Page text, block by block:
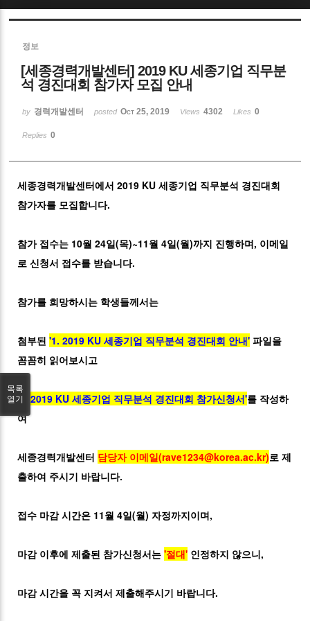
정보
[세종경력개발센터] 2019 KU 세종기업 직무분
석 경진대회 참가자 모집 안내
by 경력개발센터 posted Oct 25, 2019 Views 4302 Likes 0
Replies 0
세종경력개발센터에서 2019 KU 세종기업 직무분석 경진대회
참가자를 모집합니다.
참가 접수는 10월 24일(목)~11월 4일(월)까지 진행하며, 이메일
로 신청서 접수를 받습니다.
참가를 희망하시는 학생들께서는
첨부된'1. 2019 KU 세종기업 직무분석 경진대회 안내' 파일을
꼼꼼히 읽어보시고
'2. 2019 KU 세종기업 직무분석 경진대회 참가신청서'를 작성하
여
세종경력개발센터 담당자 이메일(rave1234@korea.ac.kr)로 제
출하여 주시기 바랍니다.
접수 마감 시간은 11월 4일(월) 자정까지이며,
마감 이후에 제출된 참가신청서는'절대' 인정하지 않으니,
마감 시간을 꼭 지켜서 제출해주시기 바랍니다.
목록
열기
Sketchbook5, 스케치북5
Sketchbook5, 스케치북5